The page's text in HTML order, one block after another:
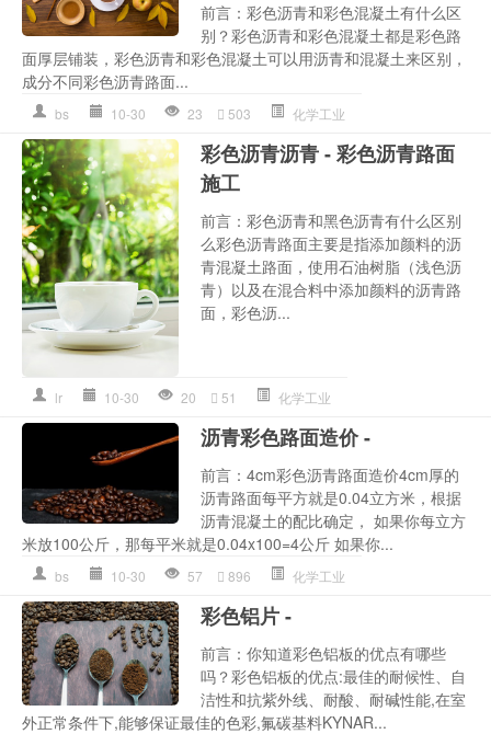
前言：彩色沥青和彩色混凝土有什么区
别？彩色沥青和彩色混凝土都是彩色路
面厚层铺装，彩色沥青和彩色混凝土可以用沥青和混凝土来区别，
成分不同彩色沥青路面...
bs 10-30 23 503 化学工业
彩色沥青沥青 - 彩色沥青路面
施工
前言：彩色沥青和黑色沥青有什么区别
么彩色沥青路面主要是指添加颜料的沥
青混凝土路面，使用石油树脂（浅色沥
青）以及在混合料中添加颜料的沥青路
面，彩色沥...
lr 10-30 20 51 化学工业
沥青彩色路面造价 -
前言：4cm彩色沥青路面造价4cm厚的
沥青路面每平方就是0.04立方米，根据
沥青混凝土的配比确定， 如果你每立方
米放100公斤，那每平米就是0.04x100=4公斤 如果你...
bs 10-30 57 896 化学工业
彩色铝片 -
前言：你知道彩色铝板的优点有哪些
吗？彩色铝板的优点:最佳的耐候性、自
洁性和抗紫外线、耐酸、耐碱性能,在室
外正常条件下,能够保证最佳的色彩,氟碳基料KYNAR...